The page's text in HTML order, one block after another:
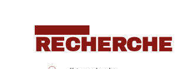
RECHERCHE